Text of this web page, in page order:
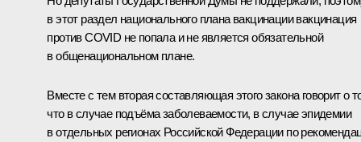
в этот раздел национального плана вакцинации вакцинация
против COVID не попала и не является обязательной
в общенациональном плане.
Вместе с тем вторая составляющая этого закона говорит о
что в случае подъёма заболеваемости, в случае эпидемии
в отдельных регионах Российской Федерации по